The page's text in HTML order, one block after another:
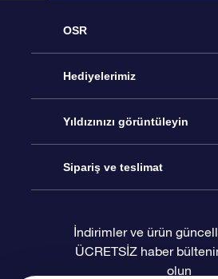
OSR
Hizmet
İletişim
Blogu
Değerlendirmeler
Hediyelerimiz
Çevrimiçi Yıldız Hediyesi
OSR Hediye Paketi
OSR Hediye Kartı
Yıldızınızı görüntüleyin
Star Register
Kişiselleştirilmiş Yıldız Sayfası
Sipariş ve teslimat
Ödeme bilgileri
İndirimler ve ürün
ÜCRETSİZ haber
olun